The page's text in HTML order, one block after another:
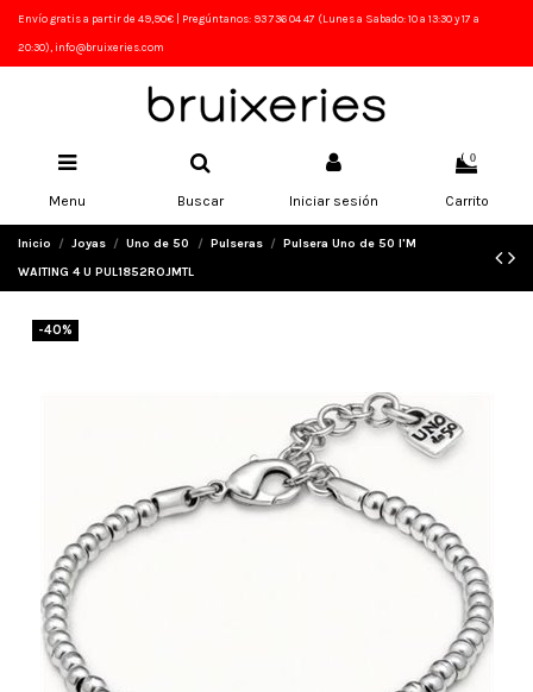
Envío gratis a partir de 49,90€ | Pregúntanos: 93 736 04 47 (Lunes a Sabado: 10 a 13:30 y 17 a
20:30), info@bruixeries.com
Menu Buscar Iniciar sesión
0
Carrito
Inicio Joyas Uno de 50 Pulseras
Pulsera Uno de 50 I'M
WAITING 4 U PUL1852ROJMTL
-40%